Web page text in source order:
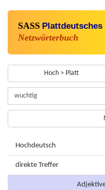
SASS Plattdeutsches
Netzwörterbuch
Hoch > Platt
Hochdeutsch
direkte Treffer